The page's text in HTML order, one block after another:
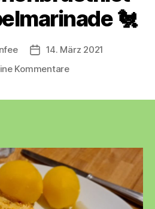
🐔
Beitragsdatum
14. März 2021
Kommentarezu